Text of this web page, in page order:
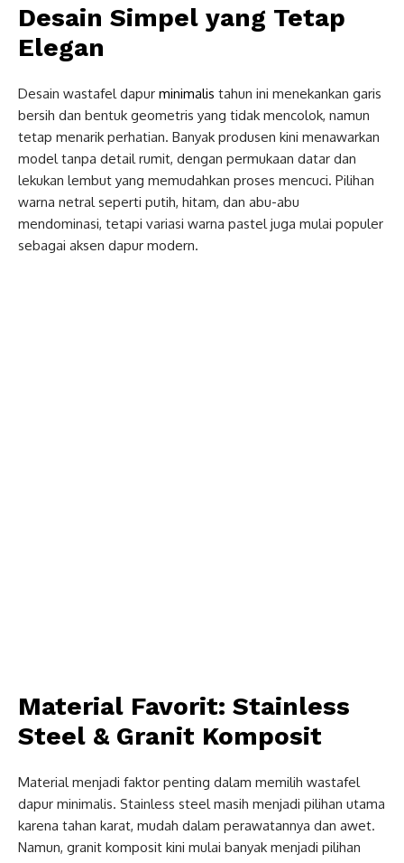
Desain Simpel yang Tetap
Elegan
Desain wastafel dapur minimalis tahun ini menekankan garis
bersih dan bentuk geometris yang tidak mencolok, namun
tetap menarik perhatian. Banyak produsen kini menawarkan
model tanpa detail rumit, dengan permukaan datar dan
lekukan lembut yang memudahkan proses mencuci. Pilihan
warna netral seperti putih, hitam, dan abu-abu
mendominasi, tetapi variasi warna pastel juga mulai populer
sebagai aksen dapur modern.
Material Favorit: Stainless
Steel & Granit Komposit
Material menjadi faktor penting dalam memilih wastafel
dapur minimalis. Stainless steel masih menjadi pilihan utama
karena tahan karat, mudah dalam perawatannya dan awet.
Namun, granit komposit kini mulai banyak menjadi pilihan